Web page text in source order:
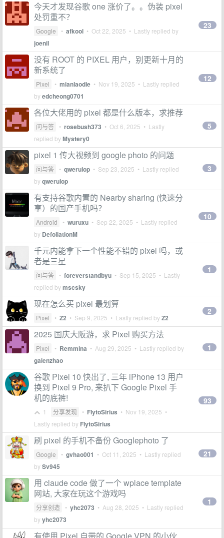
今天才发现谷歌 one 涨价了。。伪装 pixel
处罚重不？
Google • afkool • Oct 22, 2025 • Lastly replied by
joenil
23
没有 ROOT 的 PIXEL 用户，别更新十月的
新系统了
Pixel • mianlaodie • Nov 19, 2025 • Lastly replied
byedcheong0701
12
各位大佬用的 pixel 都是什么版本，求推荐
问与答 • rosebush373 • Oct 6, 2025 • Lastly
replied byMystery0
5
pixel 1 传大视频到 google photo 的问题
问与答 • qweruiop • Sep 23, 2025 • Lastly replied
byqweruiop
3
有支持谷歌内置的 Nearby sharing (快速分
享）的国产手机吗？
Android • wuruxu • Sep 22, 2025 • Lastly replied
by DefoliationM
10
千元内能拿下一个性能不错的 pixel 吗，或
者是三星
问与答 • foreverstandbyu • Sep 15, 2025 • Lastly
replied bymscsky
1
现在怎么买 pixel 最划算
Pixel • Z2 • Sep 9, 2025 • Lastly replied byZ2
2
2025 国庆大阪游，求 Pixel 购买方法
Pixel • Remmina • Aug 29, 2025 • Lastly replied by
galenzhao
1
谷歌 Pixel 10 快出了, 三年 iPhone 13 用户
换到 Pixel 9 Pro, 来扒下 Google Pixel 手
机的底裤!
1 分享发现 • FlytoSirius • Nov 19, 2025 •
Lastly replied by FlytoSirius
93
刷 pixel 的手机不备份 Googlephoto 了
Google • gvhao001 • Oct 11, 2025 • Lastly replied
bySv945
21
用 claude code 做了一个 wplace template
网站, 大家在玩这个游戏吗
分享创造 • yhc2073 • Aug 28, 2025 • Lastly replied
byyhc2073
1